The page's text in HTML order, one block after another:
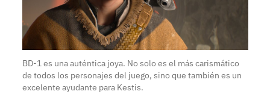
BD-1 es una auténtica joya. No solo es el más carismático
de todos los personajes del juego, sino que también es un
excelente ayudante para Kestis.